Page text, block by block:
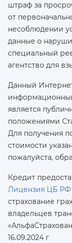
штраф за
от
несоблюдении
данные о
специальный
агентство для
Данный
является
положениями
Для получения
стоимости
пожалуйста,
Кредит
Лицензия ЦБ РФ
страхование
владельцев
16.09.2024 г